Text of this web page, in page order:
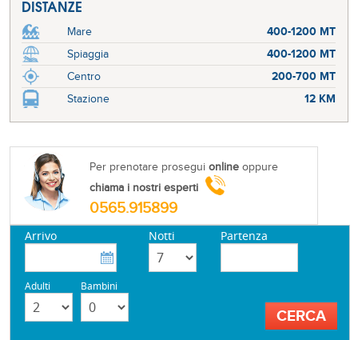
DISTANZE
Mare
400-1200 MT
Spiaggia
400-1200 MT
Centro
200-700 MT
Stazione
12 KM
Per prenotare proseguionline oppure
chiama i nostri esperti
0565.915899
Arrivo Notti Partenza
Adulti Bambini